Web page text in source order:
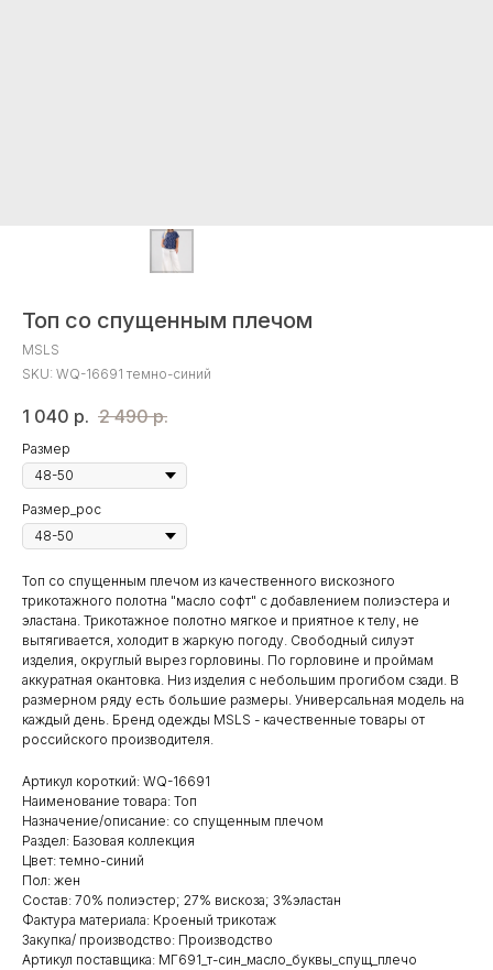
Топ со спущенным плечом
MSLS
SKU: WQ-16691 темно-синий
1 040 р. 2 490 р.
Размер
Размер_рос
Топ со спущенным плечом из качественного вискозного
трикотажного полотна "масло софт" с добавлением полиэстера и
эластана. Трикотажное полотно мягкое и приятное к телу, не
вытягивается, холодит в жаркую погоду. Свободный силуэт
изделия, округлый вырез горловины. По горловине и проймам
аккуратная окантовка. Низ изделия с небольшим прогибом сзади. В
размерном ряду есть большие размеры. Универсальная модель на
каждый день. Бренд одежды MSLS - качественные товары от
российского производителя.
Артикул короткий: WQ-16691
Наименование товара: Топ
Назначение/описание: со спущенным плечом
Раздел: Базовая коллекция
Цвет: темно-синий
Пол: жен
Состав: 70% полиэстер; 27% вискоза; 3%эластан
Фактура материала: Кроеный трикотаж
Закупка/ производство: Производство
Артикул поставщика: МГ691_т-син_масло_буквы_спущ_плечо